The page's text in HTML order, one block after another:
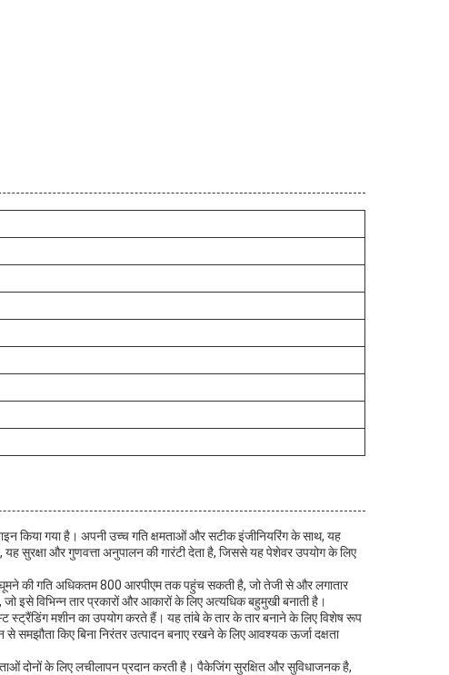
किया गया है। अपनी उच्च गति क्षमताओं और सटीक इंजीनियरिंग के साथ, यह
सुरक्षा और गुणवत्ता अनुपालन की गारंटी देता है, जिससे यह पेशेवर उपयोग के लिए
घूमने की गति अधिकतम 800 आरपीएम तक पहुंच सकती है, जो तेजी से और लगातार
इसे विभिन्न तार प्रकारों और आकारों के लिए अत्यधिक बहुमुखी बनाती है।
स्ट्रैंडिंग मशीन का उपयोग करते हैं। यह तांबे के तार के तार बनाने के लिए विशेष रूप
किए बिना निरंतर उत्पादन बनाए रखने के लिए आवश्यक ऊर्जा दक्षता
दोनों के लिए लचीलापन प्रदान करती है। पैकेजिंग सुरक्षित और सुविधाजनक है,